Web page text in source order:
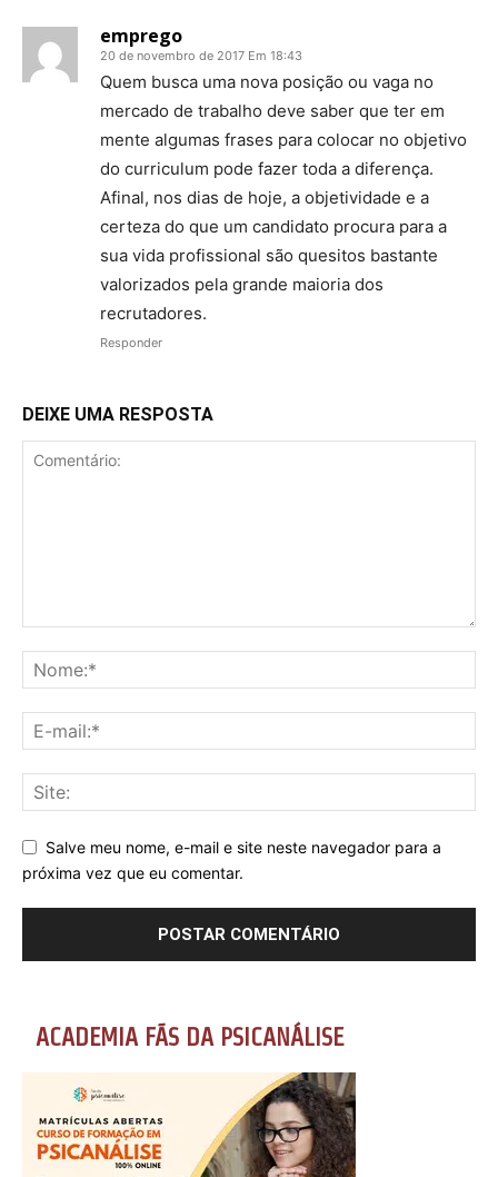
emprego
20 de novembro de 2017 Em 18:43
Quem busca uma nova posição ou vaga no
mercado de trabalho deve saber que ter em
mente algumas frases para colocar no objetivo
do curriculum pode fazer toda a diferença.
Afinal, nos dias de hoje, a objetividade e a
certeza do que um candidato procura para a
sua vida profissional são quesitos bastante
valorizados pela grande maioria dos
recrutadores.
Responder
DEIXE UMA RESPOSTA
Salve meu nome, e-mail e site neste navegador para a
próxima vez que eu comentar.
ACADEMIA FÃS DA PSICANÁLISE